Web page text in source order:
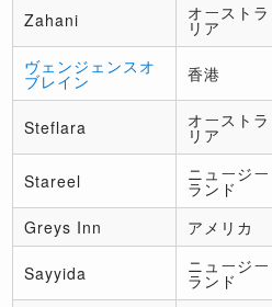
Zahani オーストラ
リア
ヴェンジェンスオ
ブレイン 香港
Steflara オーストラ
リア
Stareel ニュージー
ランド
Greys Inn アメリカ
Sayyida ニュージー
ランド